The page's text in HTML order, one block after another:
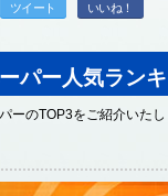
ツイート いいね！
パー人気ラン
ーのTOP3をご紹介いた